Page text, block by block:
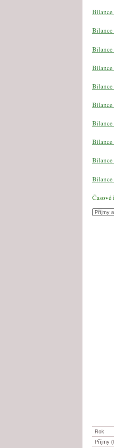
Bilance
Bilance
Bilance
Bilance
Bilance
Bilance
Bilance
Bilance
Bilance
Bilance
Časové
Rok
Příjmy